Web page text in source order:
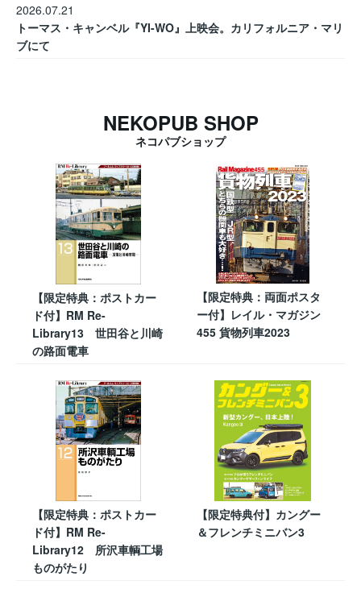
2026.07.21
トーマス・キャンベル『YI-WO』上映会。カリフォルニア・マリ
ブにて
NEKOPUB SHOP
ネコパブショップ
【限定特典：ポストカー
ド付】RM Re-
Library13 世田谷と川崎
の路面電車
【限定特典：両面ポスタ
ー付】レイル・マガジン
455 貨物列車2023
【限定特典：ポストカー
ド付】RM Re-
Library12 所沢車輌工場
ものがたり
【限定特典付】カングー
＆フレンチミニバン3